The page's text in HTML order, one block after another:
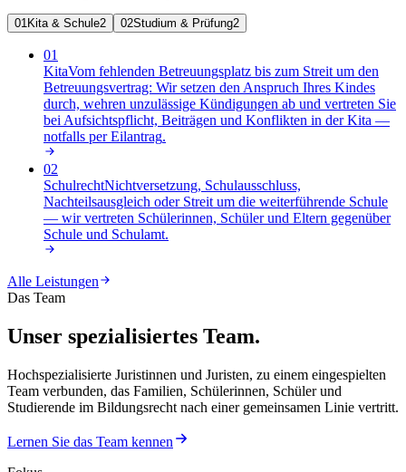
01Kita & Schule2 02Studium & Prüfung2
01
KitaVom fehlenden Betreuungsplatz bis zum Streit um den
Betreuungsvertrag: Wir setzen den Anspruch Ihres Kindes
durch, wehren unzulässige Kündigungen ab und vertreten Sie
bei Aufsichtspflicht, Beiträgen und Konflikten in der Kita —
notfalls per Eilantrag.
02
SchulrechtNichtversetzung, Schulausschluss,
Nachteilsausgleich oder Streit um die weiterführende Schule
— wir vertreten Schülerinnen, Schüler und Eltern gegenüber
Schule und Schulamt.
Alle Leistungen
Das Team
Unser spezialisiertes Team.
Hochspezialisierte Juristinnen und Juristen, zu einem eingespielten
Team verbunden, das Familien, Schülerinnen, Schüler und
Studierende im Bildungsrecht nach einer gemeinsamen Linie vertritt.
Lernen Sie das Team kennen